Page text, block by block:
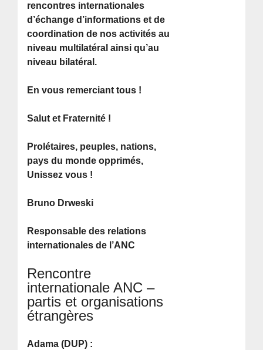
rencontres internationales
d’échange d’informations et de
coordination de nos activités au
niveau multilatéral ainsi qu’au
niveau bilatéral.
En vous remerciant tous !
Salut et Fraternité !
Prolétaires, peuples, nations,
pays du monde opprimés,
Unissez vous !
Bruno Drweski
Responsable des relations
internationales de l’ANC
Rencontre
internationale ANC –
partis et organisations
étrangères
Adama (DUP) :